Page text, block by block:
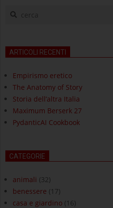
cerca
ARTICOLI RECENTI
Empirismo eretico
The Anatomy of Story
Storia dell’altra Italia
Maximum Berserk 27
PydanticAI Cookbook
CATEGORIE
animali (32)
benessere (17)
casa e giardino (16)